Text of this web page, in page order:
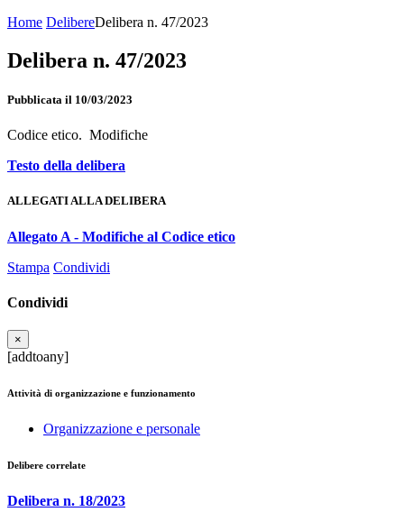
Home DelibereDelibera n. 47/2023
Delibera n. 47/2023
Pubblicata il 10/03/2023
Codice etico. Modifiche
Testo della delibera
ALLEGATI ALLA DELIBERA
Allegato A - Modifiche al Codice etico
Stampa Condividi
Condividi
×
[addtoany]
Attività di organizzazione e funzionamento
Organizzazione e personale
Delibere correlate
Delibera n. 18/2023